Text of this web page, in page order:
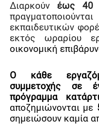
Διαρκούν έως 40
εκπαιδευτικών
εκτός ωραρίου
οικονομική
Ο κάθε
συμμετοχής σε
πρόγραμμα
αποζημιώνονται με
σημειώσουν καμία